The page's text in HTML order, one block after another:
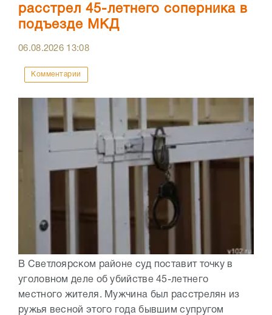
расстрел 45-летнего соперника в
подъезде МКД
06.08.2026 13:08
Комментарии
В Светлоярском районе суд поставит точку в
уголовном деле об убийстве 45-летнего
местного жителя. Мужчина был расстрелян из
ружья весной этого года бывшим супругом